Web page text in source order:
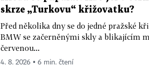
skrze „Turkovu“ křižovatku?
Před několika dny se do jedné pražské
BMW se začerněnými skly a blikajícím
červenou...
4. 8. 2026 ▪ 6 min. čtení